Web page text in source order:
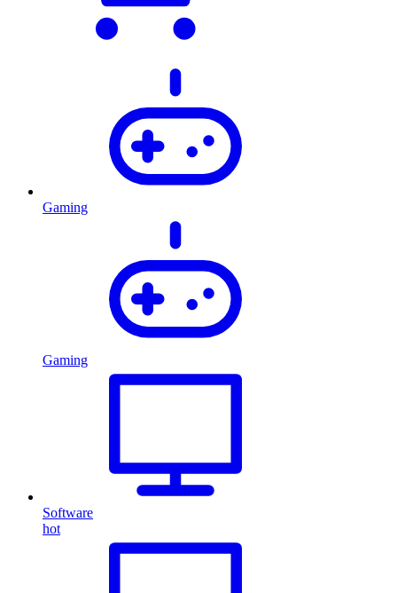
Gaming
Gaming
Software
hot